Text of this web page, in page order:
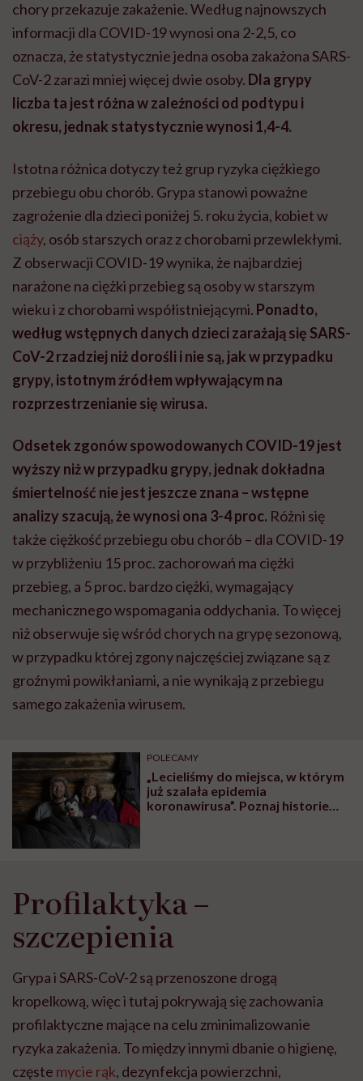
chory przekazuje zakażenie. Według najnowszych
informacji dla COVID-19 wynosi ona 2-2,5, co
oznacza, że statystycznie jedna osoba zakażona SARS-
CoV-2 zarazi mniej więcej dwie osoby. Dla grypy
liczba ta jest różna w zależności od podtypu i
okresu, jednak statystycznie wynosi 1,4-4.
Istotna różnica dotyczy też grup ryzyka ciężkiego
przebiegu obu chorób. Grypa stanowi poważne
zagrożenie dla dzieci poniżej 5. roku życia, kobiet w
ciąży, osób starszych oraz z chorobami przewlekłymi.
Z obserwacji COVID-19 wynika, że najbardziej
narażone na ciężki przebieg są osoby w starszym
wieku i z chorobami współistniejącymi. Ponadto,
według wstępnych danych dzieci zarażają się SARS-
CoV-2 rzadziej niż dorośli i nie są, jak w przypadku
grypy, istotnym źródłem wpływającym na
rozprzestrzenianie się wirusa.
Odsetek zgonów spowodowanych COVID-19 jest
wyższy niż w przypadku grypy, jednak dokładna
śmiertelność nie jest jeszcze znana – wstępne
analizy szacują, że wynosi ona 3-4 proc. Różni się
także ciężkość przebiegu obu chorób – dla COVID-19
w przybliżeniu 15 proc. zachorowań ma ciężki
przebieg, a 5 proc. bardzo ciężki, wymagający
mechanicznego wspomagania oddychania. To więcej
niż obserwuje się wśród chorych na grypę sezonową,
w przypadku której zgony najczęściej związane są z
groźnymi powikłaniami, a nie wynikają z przebiegu
samego zakażenia wirusem.
POLECAMY
„Lecieliśmy do miejsca, w którym
już szalała epidemia
koronawirusa”. Poznaj historie
Profilaktyka –
szczepienia
Grypa i SARS-CoV-2 są przenoszone drogą
kropelkową, więc i tutaj pokrywają się zachowania
profilaktyczne mające na celu zminimalizowanie
ryzyka zakażenia. To między innymi dbanie o higienę,
częste mycie rąk, dezynfekcja powierzchni,